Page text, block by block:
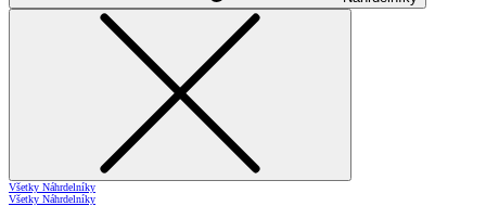
Všetky Náhrdelníky
Všetky Náhrdelníky